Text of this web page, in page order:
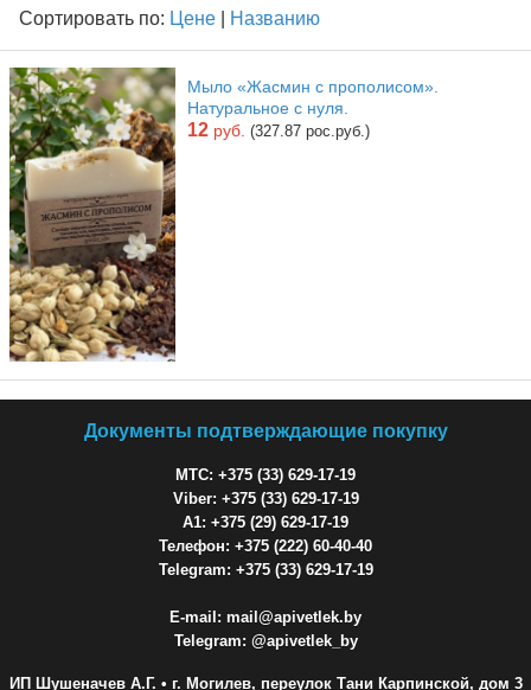
Сортировать по: Цене Названию
Мыло «Жасмин с прополисом».
Натуральное с нуля.
12 руб. (327.87 рос.руб.)
Документы подтверждающие покупку
МТС: +375 (33) 629-17-19
Viber: +375 (33) 629-17-19
A1: +375 (29) 629-17-19
Телефон: +375 (222) 60-40-40
Telegram: +375 (33) 629-17-19
E-mail: mail@apivetlek.by
Telegram: @apivetlek_by
ИП Шушеначев А.Г. • г. Могилев, переулок Тани Карпинской, дом 3